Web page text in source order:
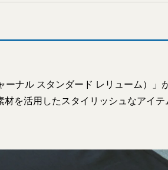
ーナル スタンダード レリューム）」
を活用したスタイリッシュなアイテ